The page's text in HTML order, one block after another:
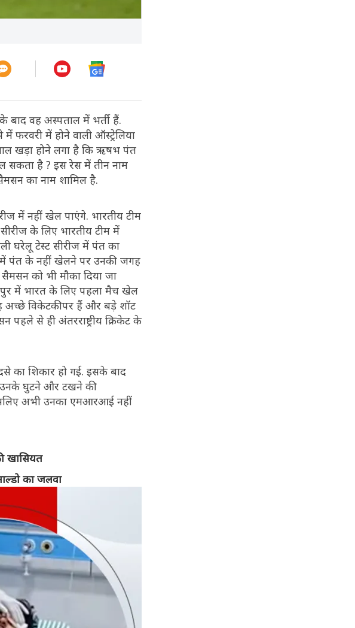
वह अस्पताल में भर्ती हैं.
में होने वाली ऑस्ट्रेलिया
खड़ा होने लगा है कि ऋषभ पंत
सकता है ? इस रेस में तीन नाम
का नाम शामिल है.
में नहीं खेल पाएंगे. भारतीय टीम
के लिए भारतीय टीम में
घरेलू टेस्ट सीरीज में पंत का
में पंत के नहीं खेलने पर उनकी जगह
को भी मौका दिया जा
में भारत के लिए पहला मैच खेल
अच्छे विकेटकीपर हैं और बड़े शॉट
से ही अंतरराष्ट्रीय क्रिकेट के
का शिकार हो गई. इसके बाद
उनके घुटने और टखने की
अभी उनका एमआरआई नहीं
खासियत
का जलवा